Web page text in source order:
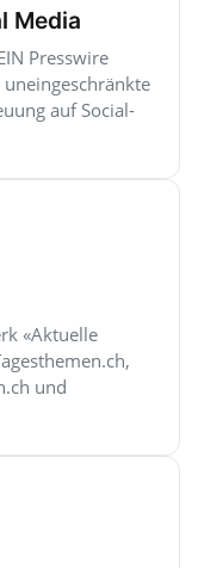
Media
Presswire
auf Social-
«Aktuelle
und